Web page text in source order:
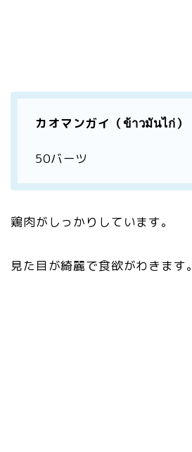
カオマンガイ（ข้าวมันไก่）
50バーツ
鶏肉がしっかりしています。
見た目が綺麗で食欲がわきます。